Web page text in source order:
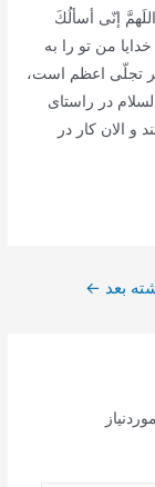
اللَهمَّ إنّى أسألُكَ
خدایا من تو را به
تجلّى اعظم است،
در راستاى
و الان کار در
بعد ←